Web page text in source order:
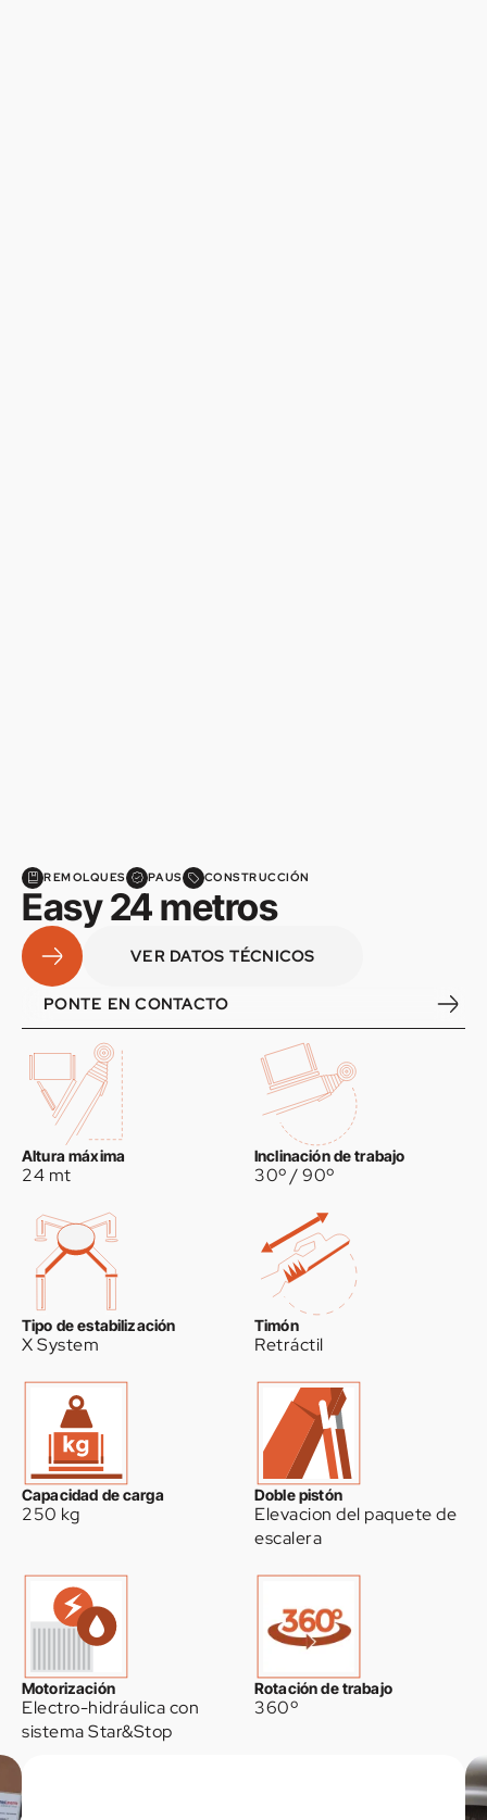
REMOLQUES PAUS CONSTRUCCIÓN
Easy 24 metros
VER DATOS TÉCNICOS
PONTE EN CONTACTO
Altura máxima
24 mt
Inclinación de trabajo
30º / 90º
Tipo de estabilización
X System
Timón
Retráctil
Capacidad de carga
250 kg
Doble pistón
Elevacion del paquete de
escalera
Motorización
Electro-hidráulica con
sistema Star&Stop
Rotación de trabajo
360º